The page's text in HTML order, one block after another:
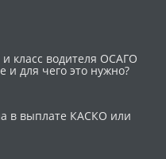
класс водителя ОСАГО
и для чего это нужно?
в выплате КАСКО или